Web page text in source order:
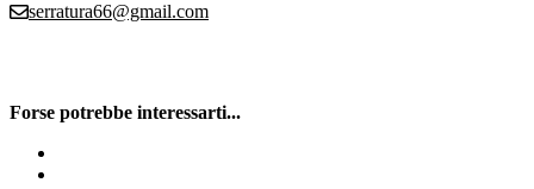
serratura66@gmail.com
Forse potrebbe interessarti...